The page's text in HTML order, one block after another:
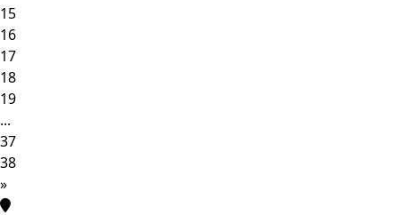
15
16
17
18
19
...
37
38
»